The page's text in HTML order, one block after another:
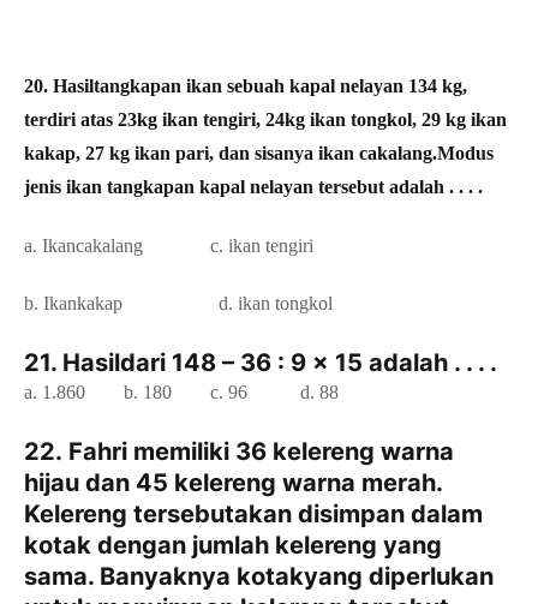
20. Hasiltangkapan ikan sebuah kapal nelayan 134 kg,
terdiri atas 23kg ikan tengiri, 24kg ikan tongkol, 29 kg ikan
kakap, 27 kg ikan pari, dan sisanya ikan cakalang.Modus
jenis ikan tangkapan kapal nelayan tersebut adalah . . . .
a. Ikancakalang c. ikan tengiri
b. Ikankakap d. ikan tongkol
21. Hasildari 148 – 36 : 9 x 15 adalah . . . .
a. 1.860 b. 180 c. 96 d. 88
22. Fahri memiliki 36 kelereng warna
hijau dan 45 kelereng warna merah.
Kelereng tersebutakan disimpan dalam
kotak dengan jumlah kelereng yang
sama. Banyaknya kotakyang diperlukan